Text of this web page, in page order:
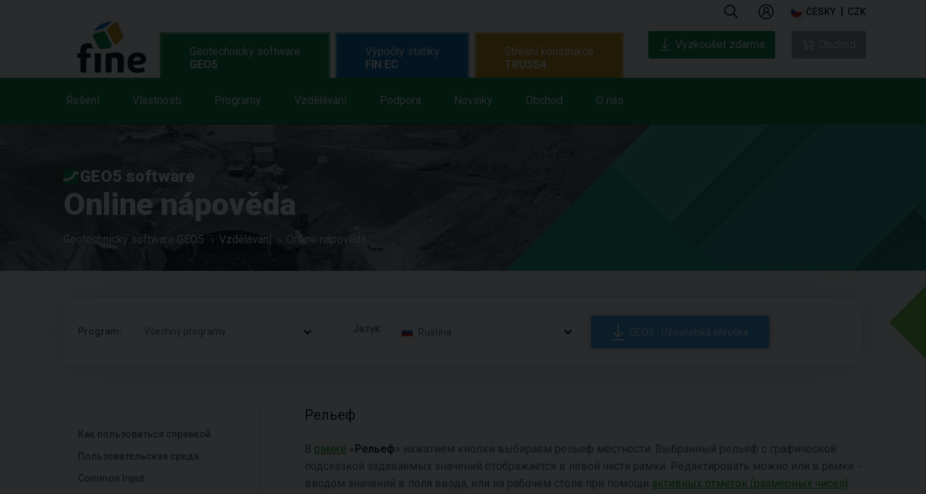
ČESKY CZK
Geotechnický software
GEO5
Řešení Vlastnosti Programy Vzdělávání Podpora Novinky Obchod O nás
Výpočty statiky
FIN EC
Střešní konstrukce
TRUSS4
Vyzkoušet zdarma
GEO5 software
Online nápověda
Geotechnický software GEO5 Vzdělávání Online nápověda
Program: Všechny programy Jazyk: Ruština GEO5 - Uživatelská příručka
Как пользоваться справкой
Пользовательская среда
Common Input
Рельеф
В рамке « Рельеф » нажатием кнопки выбираем рельеф местности. Выбранный рельеф с графической
подсказкой задаваемых значений отображается в левой части рамки. Редактировать можно или в рамке -
вводом значений в поля ввода, или на рабочем столе при помощи активных отметок (размерных чисел)